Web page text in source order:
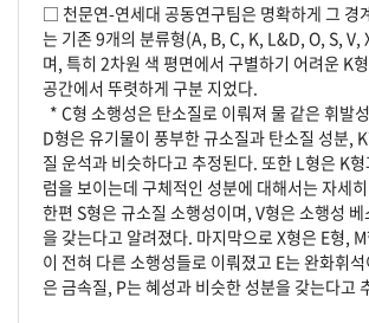
□ 천문연-연세대 공동연구팀은 명확하게 그 경
는 기존 9개의 분류형(A, B, C, K, L&D, O, S, V,
며, 특히 2차원 색 평면에서 구별하기 어려운 K
공간에서 뚜렷하게 구분 지었다.
* C형 소행성은 탄소질로 이뤄져 물 같은 휘발
D형은 유기물이 풍부한 규소질과 탄소질 성분,
질 운석과 비슷하다고 추정된다. 또한 L형은 K
럼을 보이는데 구체적인 성분에 대해서는 자세
한편 S형은 규소질 소행성이며, V형은 소행성
을 갖는다고 알려졌다. 마지막으로 X형은 E형,
이 전혀 다른 소행성들로 이뤄졌고 E는 완화휘
은 금속질, P는 혜성과 비슷한 성분을 갖는다고